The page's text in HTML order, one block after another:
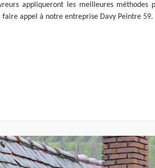
appliqueront les meilleures méthodes
faire appel à notre entreprise Davy Peintre 59.